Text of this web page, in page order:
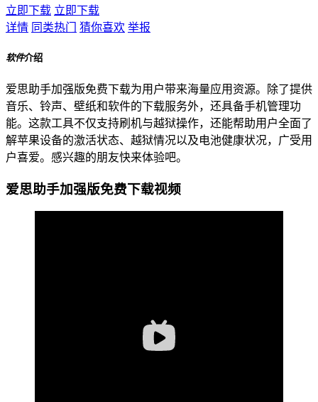
立即下载 立即下载
详情 同类热门 猜你喜欢 举报
软件介绍
爱思助手加强版免费下载为用户带来海量应用资源。除了提供
音乐、铃声、壁纸和软件的下载服务外，还具备手机管理功
能。这款工具不仅支持刷机与越狱操作，还能帮助用户全面了
解苹果设备的激活状态、越狱情况以及电池健康状况，广受用
户喜爱。感兴趣的朋友快来体验吧。
爱思助手加强版免费下载视频